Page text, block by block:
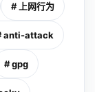
# 上网行为
anti-attack
# gpg